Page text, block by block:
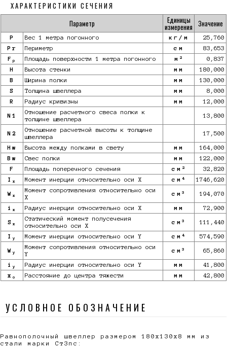
ХАРАКТЕРИСТИКИ СЕЧЕНИЯ
Параметр
Единицы
измерения Значение
P Вес 1 метра погонного кг/м
25,760
Pr
Периметр см
83,653
F p Площадь поверхности 1 метра погонного м 2
0,837
H
Высота стенки мм
180,000
B
Ширина полки мм
130,000
S
Толщина швеллера мм
8,000
R
Радиус кривизны мм 12,000
N1
Отношение расчетного свеса полки к
толщине швеллера
13,800
N2
Отношение расчетной высоты к толщине
швеллера
17,500
Hw Высота между полками в свету мм
164,000
Bw
Свес полки мм
122,000
F
Площадь поперечного сечения см 2
32,820
I x Момент инерции относительно оси X см 4 1746,620
W x
Момент сопротивления относительно оси
X
см 3 194,070
i x Радиус инерции относительно оси X мм 72,900
S x
Статический момент полусечения
относительно оси X
см 3 111,440
I y Момент инерции относительно оси Y см 4 574,590
W y
Момент сопротивления относительно оси
Y
см 3 65,860
i y Радиус инерции относительно оси Y мм
41,800
x o Расстояние до центра тяжести мм 42,800
УСЛОВНОЕ ОБОЗНАЧЕНИЕ
Равнополочный швеллер размером 180х130х8 мм из
стали марки Ст3пс: